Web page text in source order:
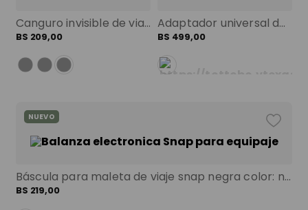
Canguro invisible de viaje security con rfid blocker verde color: verde talla: s
BS 209,00
Adaptador universal de corriente volt 25 negro color: negro
BS 499,00
Báscula para maleta de viaje snap negra color: negra
NUEVO
BS 219,00